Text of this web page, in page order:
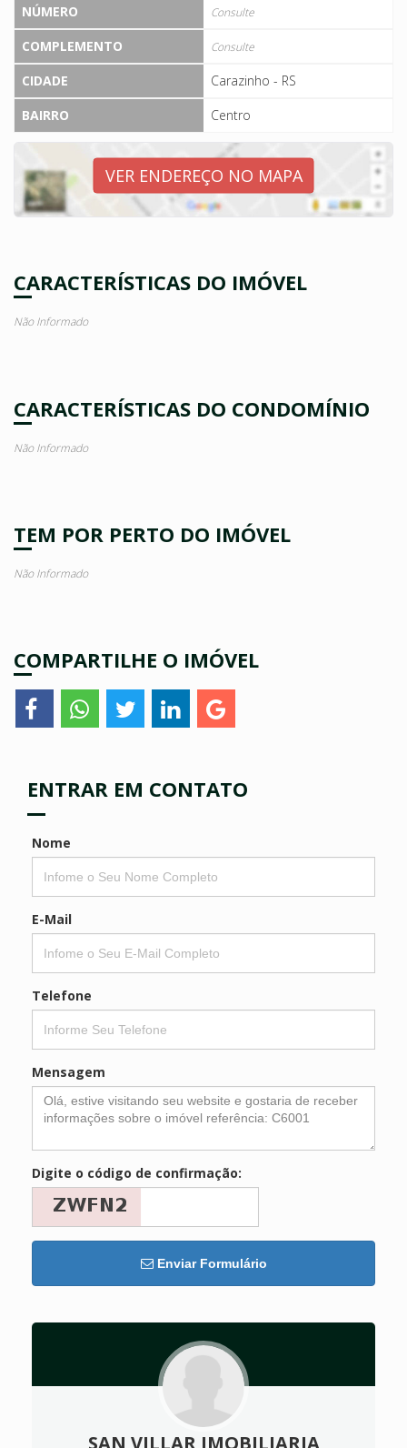
NÚMERO Consulte
COMPLEMENTO Consulte
CIDADE
Carazinho - RS
BAIRRO
Centro
VER ENDEREÇO NO MAPA
CARACTERÍSTICAS DO IMÓVEL
Não Informado
CARACTERÍSTICAS DO CONDOMÍNIO
Não Informado
TEM POR PERTO DO IMÓVEL
Não Informado
COMPARTILHE O IMÓVEL
ENTRAR EM CONTATO
Nome
E-Mail
Telefone
Mensagem
Digite o código de confirmação:
Enviar Formulário
SAN VILLAR IMOBILIARIA